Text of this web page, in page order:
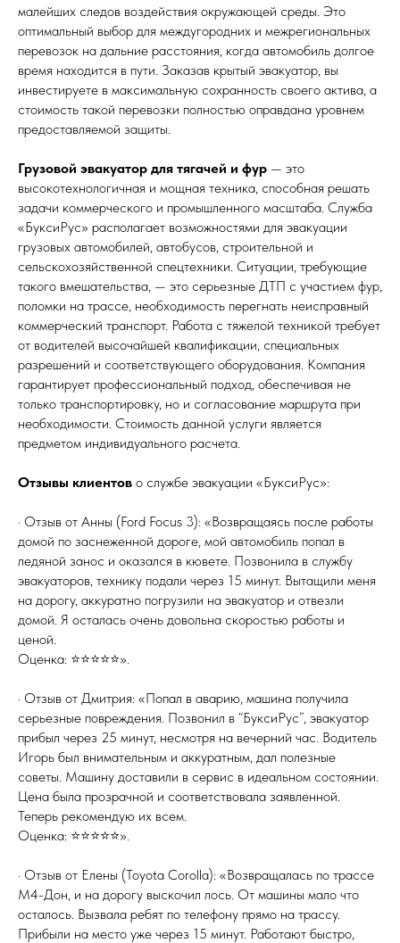
малейших следов воздействия окружающей среды. Это
оптимальный выбор для междугородних и межрегиональных
перевозок на дальние расстояния, когда автомобиль долгое
время находится в пути. Заказав крытый эвакуатор, вы
инвестируете в максимальную сохранность своего актива, а
стоимость такой перевозки полностью оправдана уровнем
предоставляемой защиты.
Грузовой эвакуатор для тягачей и фур — это
высокотехнологичная и мощная техника, способная решать
задачи коммерческого и промышленного масштаба. Служба
«БуксиРус» располагает возможностями для эвакуации
грузовых автомобилей, автобусов, строительной и
сельскохозяйственной спецтехники. Ситуации, требующие
такого вмешательства, — это серьезные ДТП с участием фур,
поломки на трассе, необходимость перегнать неисправный
коммерческий транспорт. Работа с тяжелой техникой требует
от водителей высочайшей квалификации, специальных
разрешений и соответствующего оборудования. Компания
гарантирует профессиональный подход, обеспечивая не
только транспортировку, но и согласование маршрута при
необходимости. Стоимость данной услуги является
предметом индивидуального расчета.
Отзывы клиентов о службе эвакуации «БуксиРус»:
· Отзыв от Анны (Ford Focus 3): «Возвращаясь после работы
домой по заснеженной дороге, мой автомобиль попал в
ледяной занос и оказался в кювете. Позвонила в службу
эвакуаторов, технику подали через 15 минут. Вытащили меня
на дорогу, аккуратно погрузили на эвакуатор и отвезли
домой. Я осталась очень довольна скоростью работы и
ценой.
Оценка: ⭐⭐⭐⭐⭐».
· Отзыв от Дмитрия: «Попал в аварию, машина получила
серьезные повреждения. Позвонил в “БуксиРус”, эвакуатор
прибыл через 25 минут, несмотря на вечерний час. Водитель
Игорь был внимательным и аккуратным, дал полезные
советы. Машину доставили в сервис в идеальном состоянии.
Цена была прозрачной и соответствовала заявленной.
Теперь рекомендую их всем.
Оценка: ⭐⭐⭐⭐⭐».
· Отзыв от Елены (Toyota Corolla): «Возвращалась по трассе
М4-Дон, и на дорогу выскочил лось. От машины мало что
осталось. Вызвала ребят по телефону прямо на трассу.
Прибыли на место уже через 15 минут. Работают быстро,